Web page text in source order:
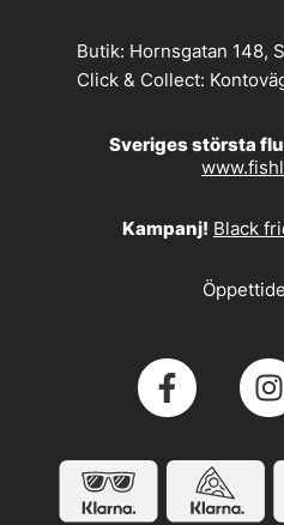
Butik: Hornsgatan 148,
Click & Collect:
Sveriges största
Kampanj! Black